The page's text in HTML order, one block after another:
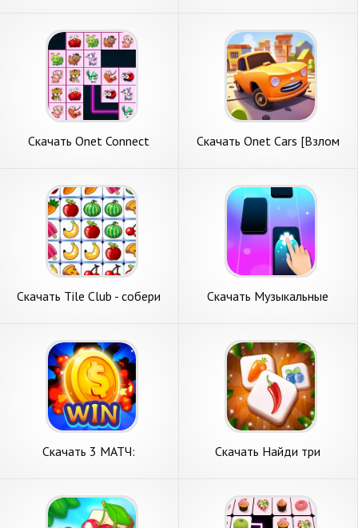
Андроид
Скачать Onet Connect
Скачать Onet Cars [Взлом
Скачать Tile Club - собери
Скачать Музыкальные
Скачать 3 МАТЧ:
Андроид
Скачать Найди три
Андроид